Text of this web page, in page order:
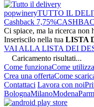
popwineryTUTTO IL
Cashback 7,75%
Ci spiace, ma la ricerca non
Inseriscilo nella tua LISTA
VAI ALLA LISTA DEI
Caricamento risultati...
Come funzionaCome
Crea una offertaCome
Contattaci Lavora con noi
BolognaMilanoModena